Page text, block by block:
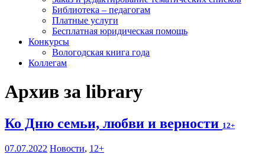
Библиотека – педагогам
Платные услуги
Бесплатная юридическая помощь
Конкурсы
Вологодская книга года
Коллегам
Архив за library
Ко Дню семьи, любви и верности 12+
07.07.2022 Новости, 12+